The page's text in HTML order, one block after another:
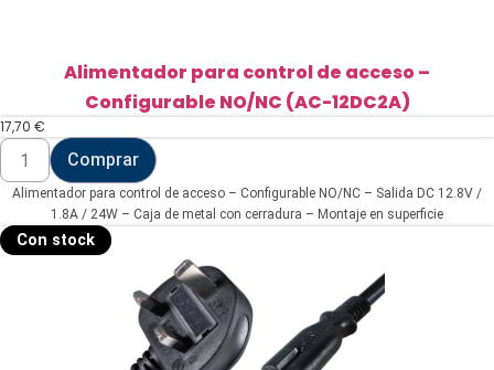
Alimentador para control de acceso –
Configurable NO/NC (AC-12DC2A)
17,70 €
Alimentador
para
control
de
acceso
-
Configurable
Comprar
Alimentador para control de acceso – Configurable NO/NC – Salida DC 12.8V /
1.8A / 24W – Caja de metal con cerradura – Montaje en superficie
Con stock